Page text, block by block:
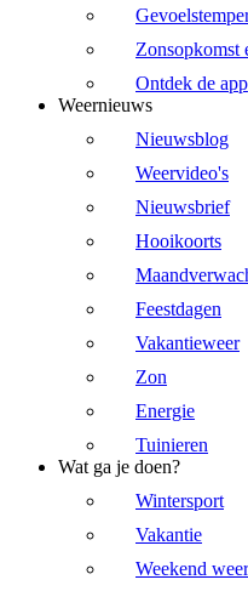
Zonsopkomst
Ontdek de app
Weernieuws
Nieuwsblog
Weervideo's
Nieuwsbrief
Hooikoorts
Feestdagen
Vakantieweer
Zon
Energie
Tuinieren
Wat ga je doen?
Wintersport
Vakantie
Weekend weer